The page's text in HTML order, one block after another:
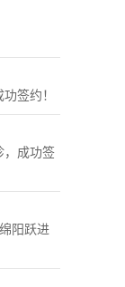
签约！
，成功签
阳跃进